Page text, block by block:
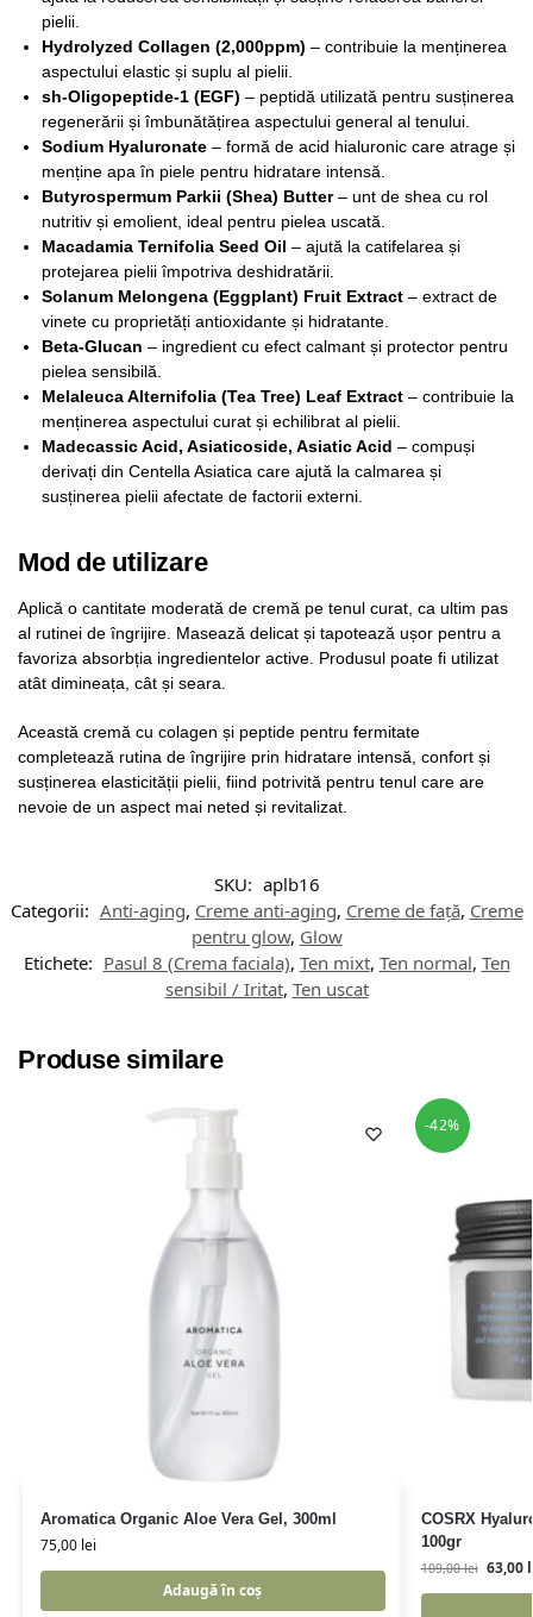
pielii.
Hydrolyzed Collagen (2,000ppm) – contribuie la menținerea
aspectului elastic și suplu al pielii.
sh-Oligopeptide-1 (EGF) – peptidă utilizată pentru susținerea
regenerării și îmbunătățirea aspectului general al tenului.
Sodium Hyaluronate – formă de acid hialuronic care atrage și
menține apa în piele pentru hidratare intensă.
Butyrospermum Parkii (Shea) Butter– unt de shea cu rol
nutritiv și emolient, ideal pentru pielea uscată.
Macadamia Ternifolia Seed Oil – ajută la catifelarea și
protejarea pielii împotriva deshidratării.
Solanum Melongena (Eggplant) Fruit Extract – extract de
vinete cu proprietăți antioxidante și hidratante.
Beta-Glucan – ingredient cu efect calmant și protector pentru
pielea sensibilă.
Melaleuca Alternifolia (Tea Tree) Leaf Extract – contribuie la
menținerea aspectului curat și echilibrat al pielii.
Madecassic Acid, Asiaticoside, Asiatic Acid – compuși
derivați din Centella Asiatica care ajută la calmarea și
susținerea pielii afectate de factorii externi.
Mod de utilizare
Aplică o cantitate moderată de cremă pe tenul curat, ca ultim pas
al rutinei de îngrijire. Masează delicat și tapotează ușor pentru a
favoriza absorbția ingredientelor active. Produsul poate fi utilizat
atât dimineața, cât și seara.
Această cremă cu colagen și peptide pentru fermitate
completează rutina de îngrijire prin hidratare intensă, confort și
susținerea elasticității pielii, fiind potrivită pentru tenul care are
nevoie de un aspect mai neted și revitalizat.
SKU: aplb16
Categorii: Anti-aging, Creme anti-aging, Creme de față, Creme
pentru glow, Glow
Etichete: Pasul 8 (Crema faciala), Ten mixt, Ten normal, Ten
sensibil / Iritat, Ten uscat
Produse similare
Aromatica Organic Aloe Vera Gel, 300ml
75,00 lei
Adaugă în coș
-42%
COSRX
100gr
109,00lei 63,00